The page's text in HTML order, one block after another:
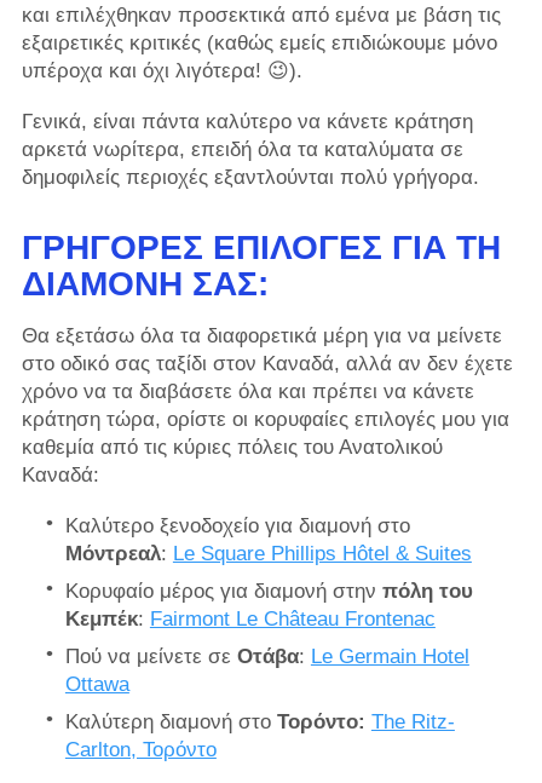
και επιλέχθηκαν προσεκτικά από εμένα με βάση τις
εξαιρετικές κριτικές (καθώς εμείς επιδιώκουμε μόνο
υπέροχα και όχι λιγότερα! 😉).
Γενικά, είναι πάντα καλύτερο να κάνετε κράτηση
αρκετά νωρίτερα, επειδή όλα τα καταλύματα σε
δημοφιλείς περιοχές εξαντλούνται πολύ γρήγορα.
ΓΡΉΓΟΡΕΣ ΕΠΙΛΟΓΈΣ ΓΙΑ ΤΗ
ΔΙΑΜΟΝΉ ΣΑΣ:
Θα εξετάσω όλα τα διαφορετικά μέρη για να μείνετε
στο οδικό σας ταξίδι στον Καναδά, αλλά αν δεν έχετε
χρόνο να τα διαβάσετε όλα και πρέπει να κάνετε
κράτηση τώρα, ορίστε οι κορυφαίες επιλογές μου για
καθεμία από τις κύριες πόλεις του Ανατολικού
Καναδά:
Καλύτερο ξενοδοχείο για διαμονή στο
Μόντρεαλ: Le Square Phillips Hôtel & Suites
Κορυφαίο μέρος για διαμονή στην πόλη του
Κεμπέκ: Fairmont Le Château Frontenac
Πού να μείνετε σε Οτάβα: Le Germain Hotel
Ottawa
Καλύτερη διαμονή στο Τορόντο: The Ritz-
Carlton, Τορόντο